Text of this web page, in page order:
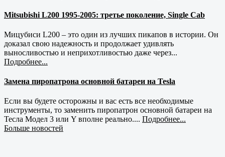
Mitsubishi L200 1995-2005: третье поколение, Single Cab
Мицубиси L200 – это один из лучших пикапов в истории. Он
доказал свою надежность и продолжает удивлять
выносливостью и неприхотливостью даже через...
Подробнее...
Замена пиропатрона основной батареи на Tesla
Если вы будете осторожны и вас есть все необходимые
инструменты, то заменить пиропатрон основной батареи на
Тесла Модел 3 или Y вполне реально.... Подробнее...
Больше новостей